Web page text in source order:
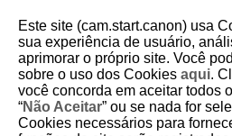
D180-045
Fv: Prioridade Flexível de
Este site (cam.start.canon) usa
sua experiência de usuário,
aprimorar o próprio site. Você
sobre o uso dos Cookies aqui.
você concorda em aceitar todos
“Não Aceitar” ou se nada for
Cookies necessários para